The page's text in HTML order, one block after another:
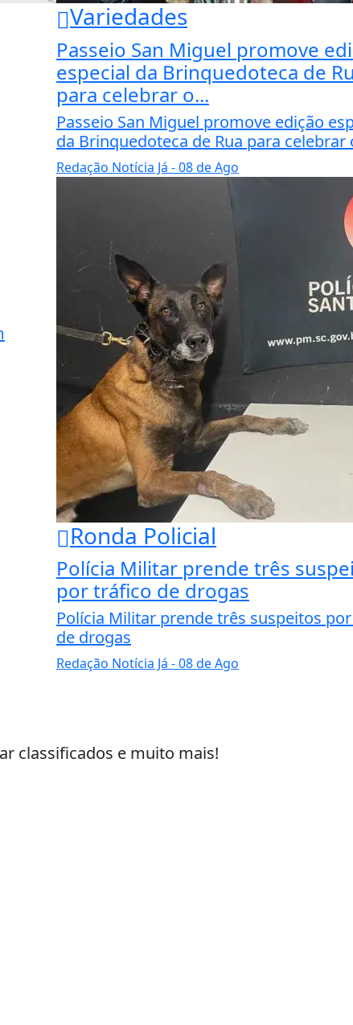
Variedades
Passeio San Miguel promove
especial da Brinquedoteca de
para celebrar o...
Passeio San Miguel promove edição
da Brinquedoteca de Rua para celebrar
Redação Notícia Já - 08 de Ago
Ronda Policial
Polícia Militar prende três
por tráfico de drogas
Polícia Militar prende três suspeitos
de drogas
Redação Notícia Já - 08 de Ago
classificados e muito mais!
experiência de navegação. Ao continuar o
Privacidade.